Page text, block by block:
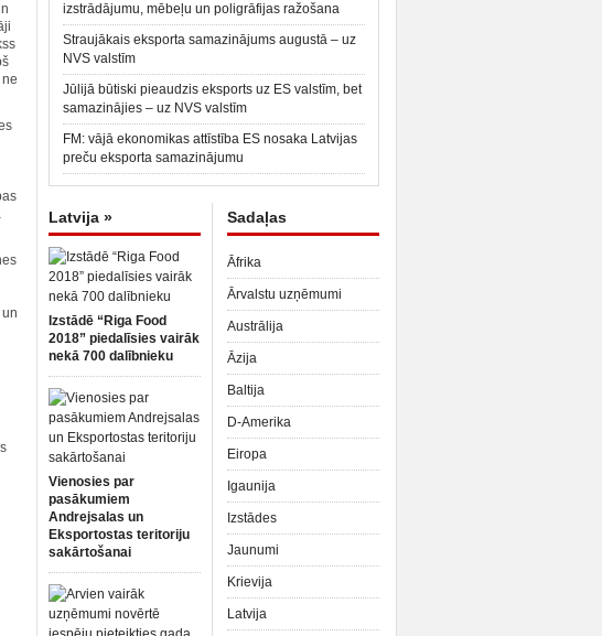
izstrādājumu, mēbeļu un poligrāfijas ražošana
Straujākais eksporta samazinājums augustā – uz
NVS valstīm
Jūlijā būtiski pieaudzis eksports uz ES valstīm, bet
samazinājies – uz NVS valstīm
FM: vājā ekonomikas attīstība ES nosaka Latvijas
preču eksporta samazinājumu
Latvija »
Izstādē “Riga Food
2018” piedalīsies vairāk
nekā 700 dalībnieku
Vienosies par
pasākumiem
Andrejsalas un
Eksportostas teritoriju
sakārtošanai
Sadaļas
Āfrika
Ārvalstu uzņēmumi
Austrālija
Āzija
Baltija
D-Amerika
Eiropa
Igaunija
Izstādes
Jaunumi
Krievija
Latvija